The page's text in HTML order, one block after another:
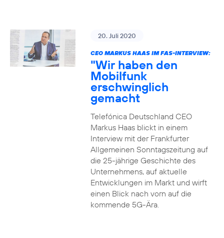
20. Juli 2020
CEO MARKUS HAAS IM FAS-INTERVIEW:
"Wir haben den
Mobilfunk
erschwinglich
gemacht
Telefónica Deutschland CEO
Markus Haas blickt in einem
Interview mit der Frankfurter
Allgemeinen Sonntagszeitung auf
die 25-jährige Geschichte des
Unternehmens, auf aktuelle
Entwicklungen im Markt und wirft
einen Blick nach vorn auf die
kommende 5G-Ära.